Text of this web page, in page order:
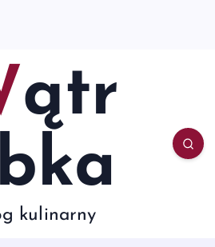
kulinarny